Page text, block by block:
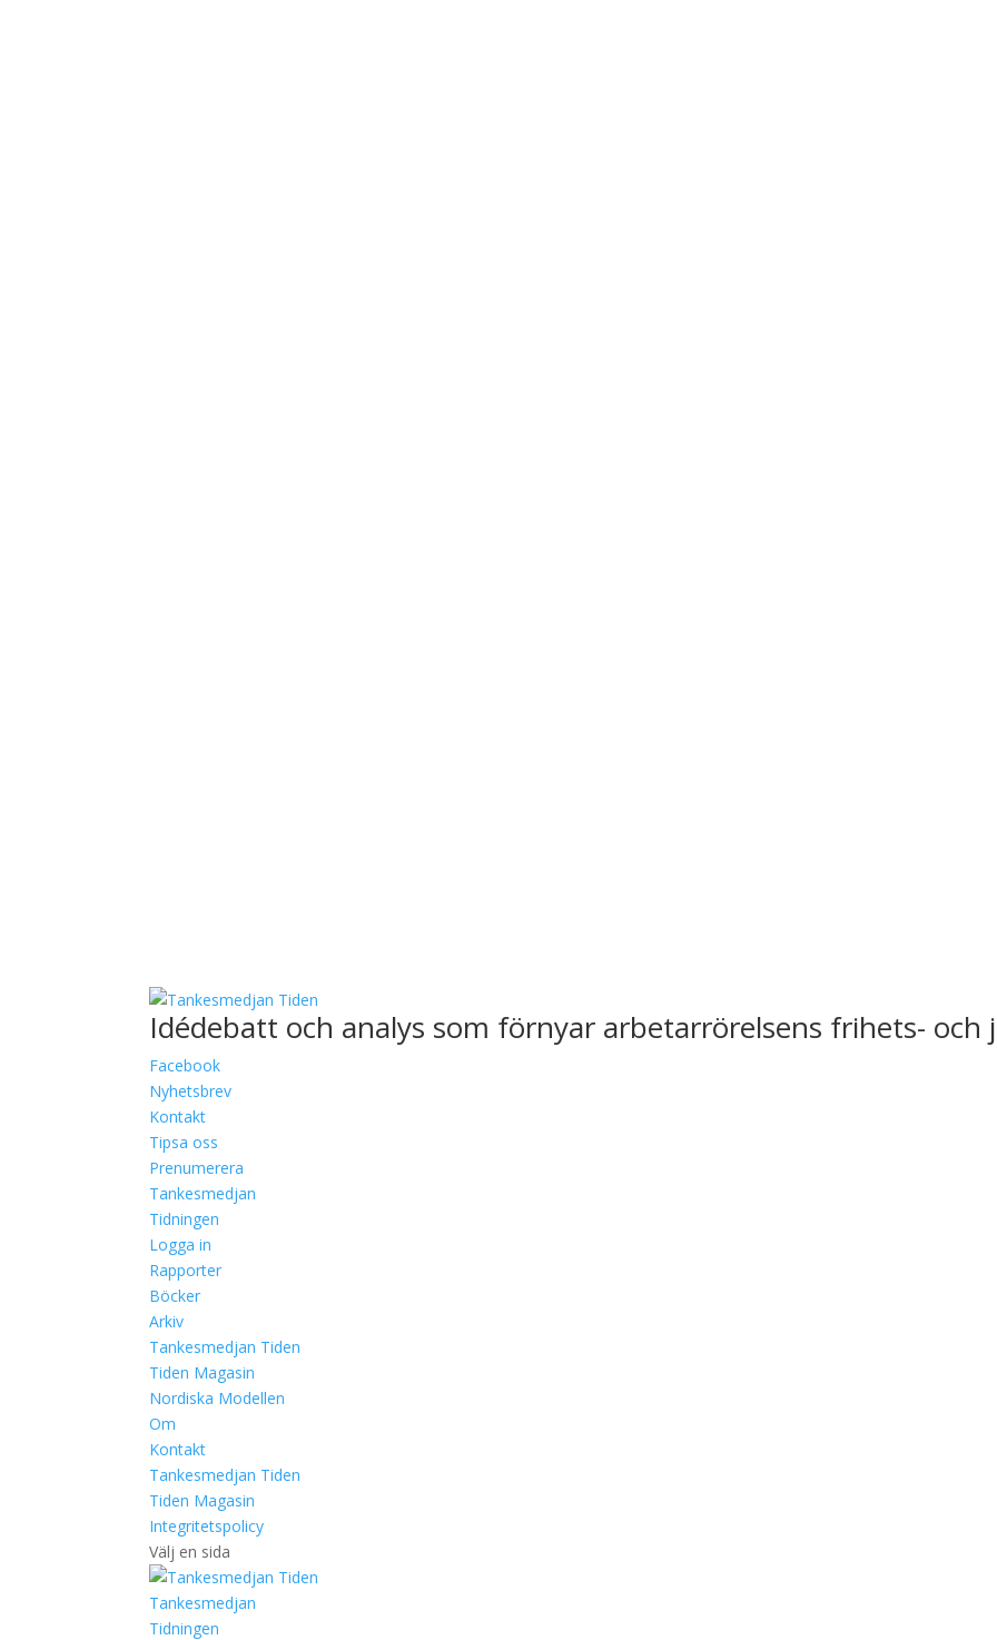
Idédebatt och analys som förnyar arbetarrörelsens frihets- och
Facebook
Nyhetsbrev
Kontakt
Tipsa oss
Prenumerera
Tankesmedjan
Tidningen
Logga in
Rapporter
Böcker
Arkiv
Tankesmedjan Tiden
Tiden Magasin
Nordiska Modellen
Om
Kontakt
Tankesmedjan Tiden
Tiden Magasin
Integritetspolicy
Välj en sida
Tankesmedjan
Tidningen